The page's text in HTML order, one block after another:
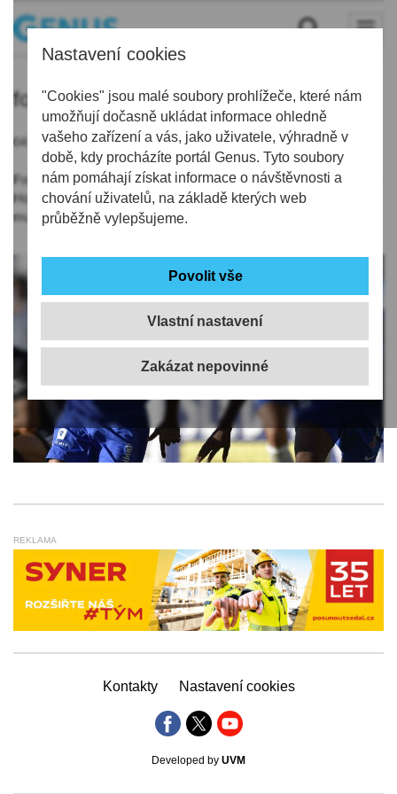
Nastavení cookies
"Cookies" jsou malé soubory prohlížeče, které nám
umožňují dočasně ukládat informace ohledně
vašeho zařízení a vás, jako uživatele, výhradně v
době, kdy procházíte portál Genus. Tyto soubory
nám pomáhají získat informace o návštěvnosti a
chování uživatelů, na základě kterých web
průběžně vylepšujeme.
Vlastní nastavení
fotbal
04.11.2020 | 19:24
Fotbalisté Liberce měli před čtvrtečním utkáním Evropské ligy v
Hoffenheimu několik pozitivních testů na koronavirus. Tým
musejí doplnit hráči B-týmu.
REKLAMA
Kontakty Nastavení cookies
Developed by UVM